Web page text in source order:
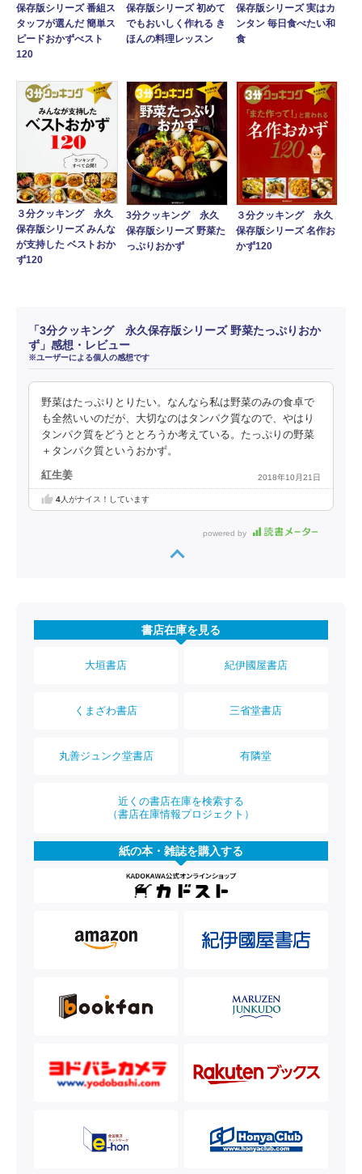
保存版シリーズ 番組ス
タッフが選んだ 簡単ス
ピードおかずべスト
120
保存版シリーズ 初めて
でもおいしく作れる き
ほんの料理レッスン
保存版シリーズ 実はカ
ンタン 毎日食べたい和
食
３分クッキング 永久
保存版シリーズ みんな
が支持した ベストおか
ず120
3分クッキング 永久
保存版シリーズ 野菜た
っぷりおかず
３分クッキング 永久
保存版シリーズ 名作お
かず120
「3分クッキング 永久保存版シリーズ 野菜たっぷりおか
ず」感想・レビュー
※ユーザーによる個人の感想です
野菜はたっぷりとりたい。なんなら私は野菜のみの食卓で
も全然いいのだが、大切なのはタンパク質なので、やはり
タンパク質をどうととろうか考えている。たっぷりの野菜
＋タンパク質というおかず。
紅生姜 2018年10月21日
4人がナイス！しています
powered by
書店在庫を見る
大垣書店 紀伊國屋書店
くまざわ書店 三省堂書店
丸善ジュンク堂書店 有隣堂
近くの書店在庫を検索する
（書店在庫情報プロジェクト）
紙の本・雑誌を購入する